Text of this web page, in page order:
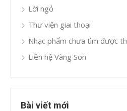
Lời ngỏ
Thư viện giai thoại
Nhạc phẩm chưa tìm được
Liên hệ Vàng Son
Bài viết mới